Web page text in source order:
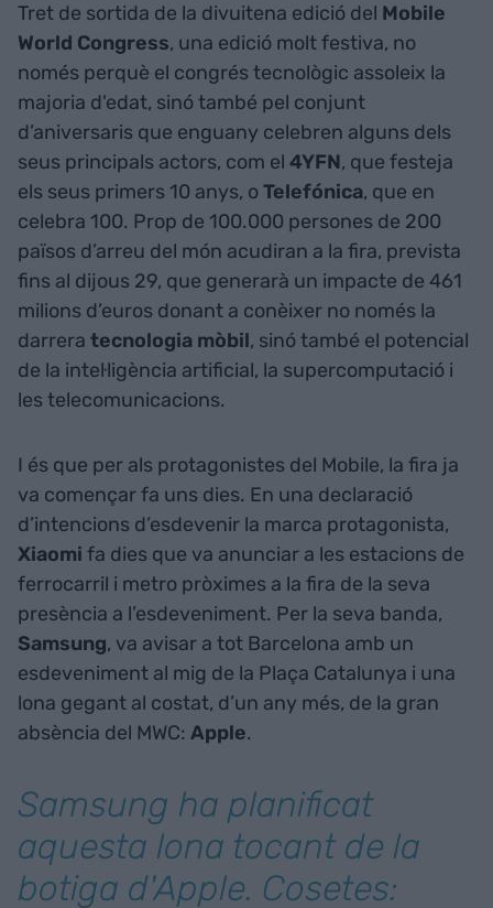
Tret de sortida de la divuitena edició del Mobile
World Congress, una edició molt festiva, no
només perquè el congrés tecnològic assoleix la
majoria d'edat, sinó també pel conjunt
d’aniversaris que enguany celebren alguns dels
seus principals actors, com el 4YFN, que festeja
els seus primers 10 anys, oTelefónica, que en
celebra 100. Prop de 100.000 persones de 200
països d’arreu del món acudiran a la fira, prevista
fins al dijous 29, que generarà un impacte de 461
milions d’euros donant a conèixer no només la
darrera tecnologia mòbil, sinó també el potencial
de la intel·ligència artificial, la supercomputació i
les telecomunicacions.
I és que per als protagonistes del Mobile, la fira ja
va començar fa uns dies. En una declaració
d’intencions d’esdevenir la marca protagonista,
Xiaomi fa dies que va anunciar a les estacions de
ferrocarril i metro pròximes a la fira de la seva
presència a l’esdeveniment. Per la seva banda,
Samsung, va avisar a tot Barcelona amb un
esdeveniment al mig de la Plaça Catalunya i una
lona gegant al costat, d’un any més, de la gran
absència del MWC: Apple.
Samsung ha planificat
aquesta lona tocant de la
botiga d'Apple. Cosetes: